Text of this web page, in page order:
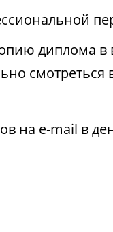
диплома в
на e-mail в